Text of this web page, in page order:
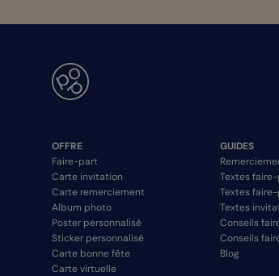
OFFRE
Faire-part
Carte invitation
Carte remerciement
Album photo
Poster personnalisé
Sticker personnalisé
Carte bonne fête
Carte virtuelle
GUIDES
Textes
Textes
Textes
Conseils
Conseils
Blog